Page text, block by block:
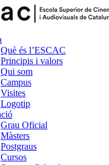
Què és l’ESCAC
Principis i valors
Qui som
Campus
Visites
Logotip
Grau Oficial
Màsters
Postgraus
Cursos